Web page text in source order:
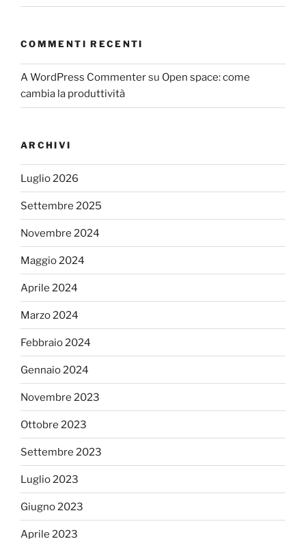
COMMENTI RECENTI
A WordPress Commentersu Open space: come
cambia la produttività
ARCHIVI
Luglio 2026
Settembre 2025
Novembre 2024
Maggio 2024
Aprile 2024
Marzo 2024
Febbraio 2024
Gennaio 2024
Novembre 2023
Ottobre 2023
Settembre 2023
Luglio 2023
Giugno 2023
Aprile 2023